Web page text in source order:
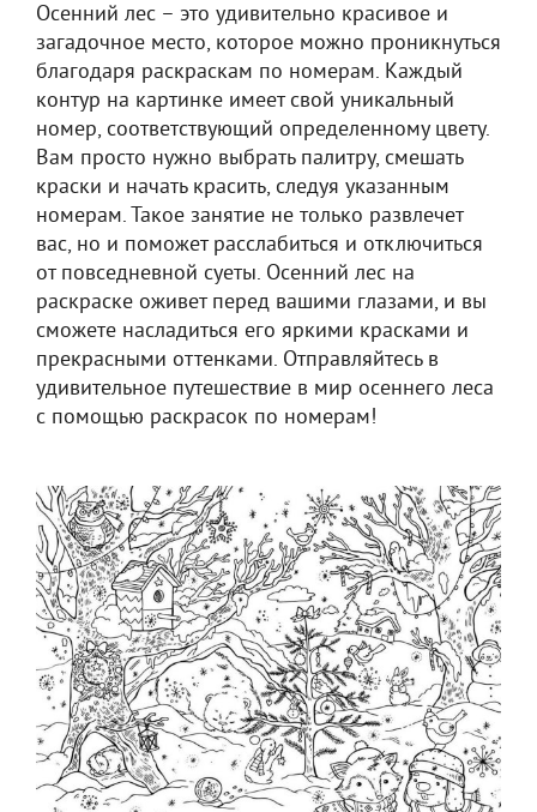
Осенний лес – это удивительно красивое и
загадочное место, которое можно проникнуться
благодаря раскраскам по номерам. Каждый
контур на картинке имеет свой уникальный
номер, соответствующий определенному цвету.
Вам просто нужно выбрать палитру, смешать
краски и начать красить, следуя указанным
номерам. Такое занятие не только развлечет
вас, но и поможет расслабиться и отключиться
от повседневной суеты. Осенний лес на
раскраске оживет перед вашими глазами, и вы
сможете насладиться его яркими красками и
прекрасными оттенками. Отправляйтесь в
удивительное путешествие в мир осеннего леса
с помощью раскрасок по номерам!